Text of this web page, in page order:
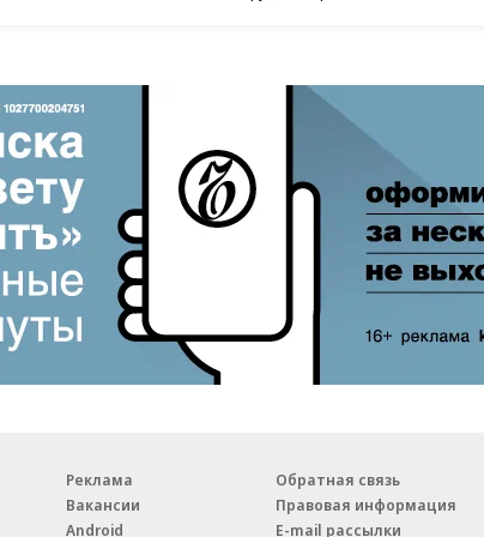
Реклама
Вакансии
Android
Обратная связь
Правовая информация
E-mail рассылки